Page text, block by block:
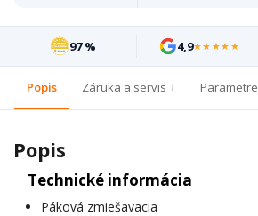
97 % 4,9★★★★★
Popis Záruka a servis Parametre
Popis
Technické informácia
Páková zmiešavacia